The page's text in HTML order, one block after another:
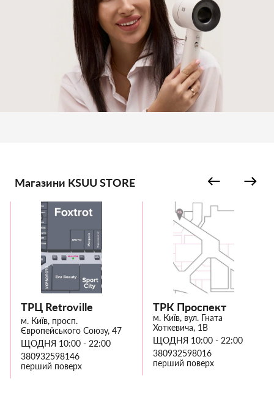
Магазини KSUU STORE
ТРЦ Retroville
м. Київ, просп.
Європейського Союзу, 47
ЩОДНЯ 10:00 - 22:00
380932598146
перший поверх
ТРК Проспект
м. Київ, вул. Гната
Хоткевича, 1В
ЩОДНЯ 10:00 - 22:00
380932598016
перший поверх